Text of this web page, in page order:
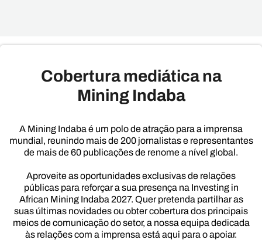
Cobertura mediática na
Mining Indaba
A Mining Indaba é um polo de atração para a imprensa
mundial, reunindo mais de 200 jornalistas e representantes
de mais de 60 publicações de renome a nível global.
Aproveite as oportunidades exclusivas de relações
públicas para reforçar a sua presença na Investing in
African Mining Indaba 2027. Quer pretenda partilhar as
suas últimas novidades ou obter cobertura dos principais
meios de comunicação do setor, a nossa equipa dedicada
às relações com a imprensa está aqui para o apoiar.